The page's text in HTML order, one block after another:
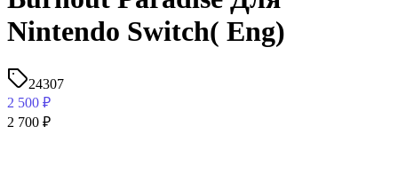
Nintendo Switch( Eng)
24307
2 500 ₽
2 700 ₽